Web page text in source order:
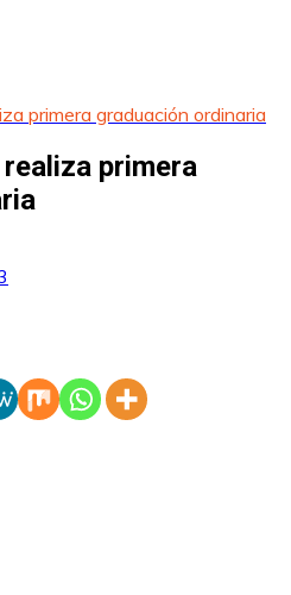
primera graduación ordinaria
primera